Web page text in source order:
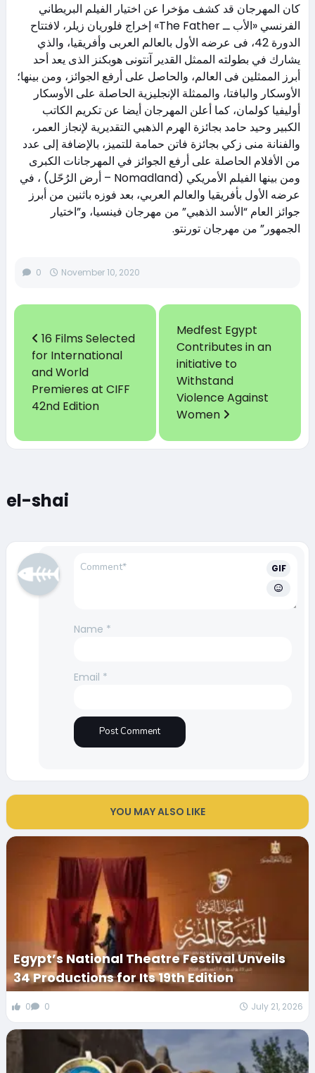
كان المهرجان قد كشف مؤخرا عن اختيار الفيلم البريطاني
الفرنسي «الأب ــ The Father» إخراج فلوريان زيلر، لافتتاح
الدورة 42، فى عرضه الأول بالعالم العربى وأفريقيا، والذي
يشارك في بطولته الممثل القدير آنتونى هوبكنز الذى يعد أحد
أبرز الممثلين فى العالم، والحاصل على أرفع الجوائز، ومن بينها؛
الأوسكار والبافتا، والممثلة الإنجليزية الحاصلة على الأوسكار
أوليفيا كولمان، كما أعلن المهرجان أيضا عن تكريم الكاتب
الكبير وحيد حامد بجائزة الهرم الذهبي التقديرية لإنجاز العمر،
والفنانة منى زكي بجائزة فاتن حمامة للتميز، بالإضافة إلى عدد
من الأفلام الحاصلة على أرفع الجوائز في المهرجانات الكبرى
ومن بينها الفيلم الأمريكي (Nomadland – أرض الرُحّل) ، في
عرضه الأول بأفريقيا والعالم العربي، بعد فوزه باثنين من أبرز
جوائز العام “الأسد الذهبي” من مهرجان فينسيا، و”اختيار
الجمهور” من مهرجان تورنتو.
0 November 10, 2020
16 Films Selected
for International
and World
Premieres at CIFF
42nd Edition
Medfest Egypt
Contributes in an
initiative to
Withstand
Violence Against
Women
el-shai
GIF
Name *
Email *
YOU MAY ALSO LIKE
Egypt’s National Theatre Festival Unveils
34 Productions for Its 19th Edition
0 0 July 21, 2026